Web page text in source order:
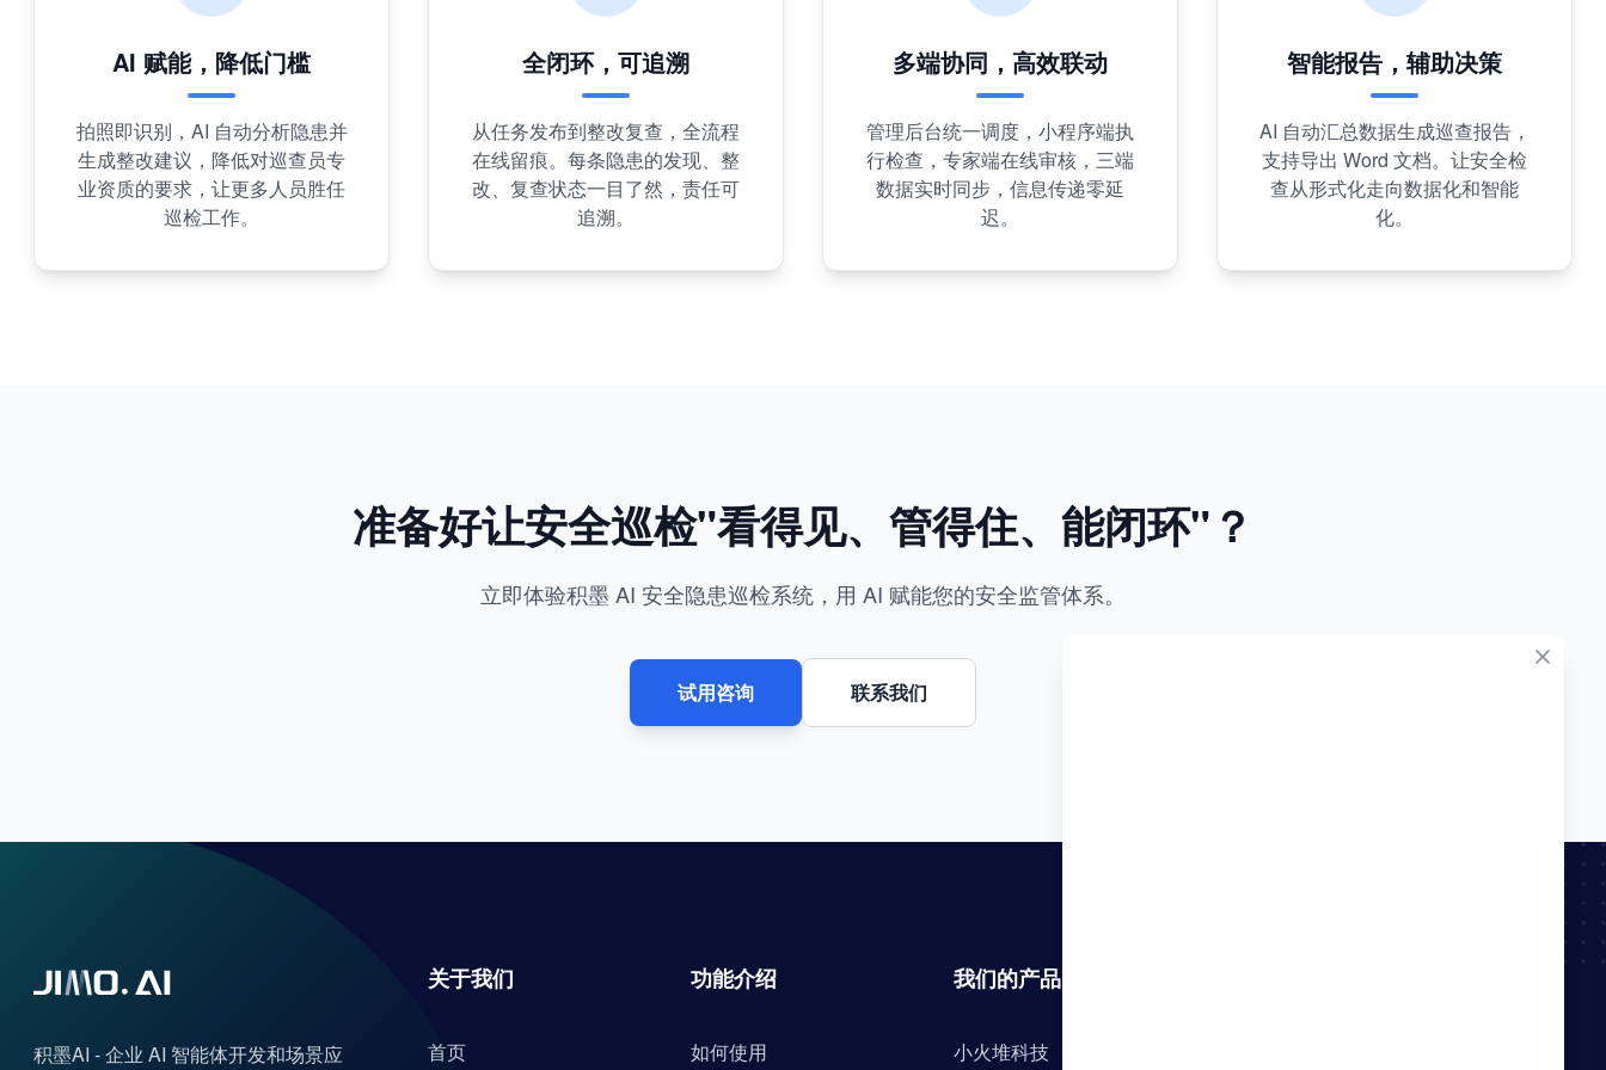
AI 赋能，降低门槛
拍照即识别，AI 自动分析隐患并
生成整改建议，降低对巡查员专
业资质的要求，让更多人员胜任
巡检工作。
全闭环，可追溯
从任务发布到整改复查，全流程
在线留痕。每条隐患的发现、整
改、复查状态一目了然，责任可
追溯。
多端协同，高效联动
管理后台统一调度，小程序端执
行检查，专家端在线审核，三端
数据实时同步，信息传递零延
迟。
智能报告，辅助决策
AI 自动汇总数据生成巡查报告，
支持导出 Word 文档。让安全检
查从形式化走向数据化和智能
化。
准备好让安全巡检"看得见、管得住、能闭环"？
立即体验积墨 AI 安全隐患巡检系统，用 AI 赋能您的安全监管体系。
试用咨询 联系我们
积墨AI - 企业 AI 智能体开发和场景应
关于我们
首页
功能介绍
如何使用
我们的产品
小火堆科技